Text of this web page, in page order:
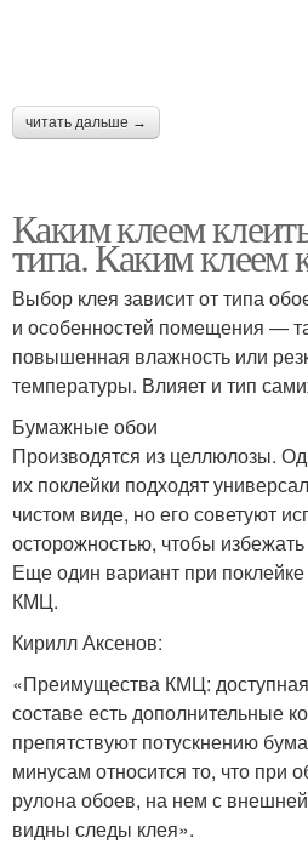
читать дальше →
Каким клеем
типа. Каким клеем
Выбор клея зависит от типа
и особенностей помещения —
повышенная влажность или
температуры. Влияет и тип
Бумажные обои
Производятся из целлюлозы.
их поклейки подходят
чистом виде, но его советуют
осторожностью, чтобы
Еще один вариант при
КМЦ.
Кирилл Аксенов:
«Преимущества КМЦ: доступная
составе есть дополнительные
препятствуют потускнению
минусам относится то, что при
рулона обоев, на нем с
видны следы клея».